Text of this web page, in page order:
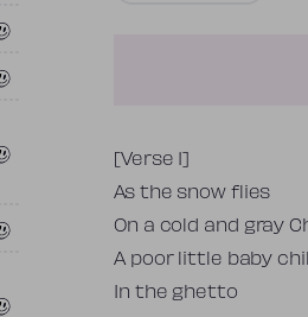
Tekst piosenki
[Verse 1]
As the snow flies
On a cold and gray
A poor little baby
In the ghetto